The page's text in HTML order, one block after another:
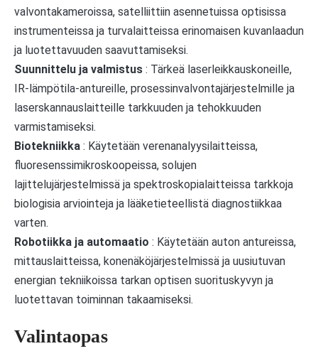
valvontakameroissa, satelliittiin asennetuissa optisissa
instrumenteissa ja turvalaitteissa erinomaisen kuvanlaadun
ja luotettavuuden saavuttamiseksi.
Suunnittelu ja valmistus : Tärkeä laserleikkauskoneille,
IR-lämpötila-antureille, prosessinvalvontajärjestelmille ja
laserskannauslaitteille tarkkuuden ja tehokkuuden
varmistamiseksi.
Biotekniikka : Käytetään verenanalyysilaitteissa,
fluoresenssimikroskoopeissa, solujen
lajittelujärjestelmissä ja spektroskopialaitteissa tarkkoja
biologisia arviointeja ja lääketieteellistä diagnostiikkaa
varten.
Robotiikka ja automaatio : Käytetään auton antureissa,
mittauslaitteissa, konenäköjärjestelmissä ja uusiutuvan
energian tekniikoissa tarkan optisen suorituskyvyn ja
luotettavan toiminnan takaamiseksi.
Valintaopas